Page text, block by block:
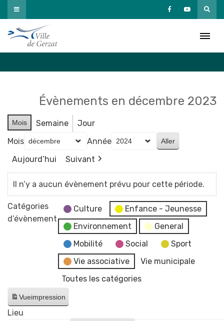
Passer
au
contenu
Évènements en décembre 2023
Mois Semaine
Jour
Mois
Année
Aujourd’hui
Suivant
Il n’y a aucun évènement prévu pour cette période.
Catégories
d’évènement
Culture
Enfance - Jeunesse
Environnement
General
Mobilité
Social
Sport
Vie associative
Vie municipale
Toutes les catégories
Vueimpression
Lieu